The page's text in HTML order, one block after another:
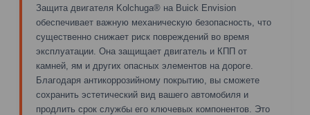
Защита двигателя Kolchuga® на Buick Envision
обеспечивает важную механическую безопасность, что
существенно снижает риск повреждений во время
эксплуатации. Она защищает двигатель и КПП от
камней, ям и других опасных элементов на дороге.
Благодаря антикоррозийному покрытию, вы сможете
сохранить эстетический вид вашего автомобиля и
продлить срок службы его ключевых компонентов. Это